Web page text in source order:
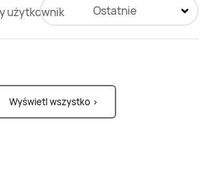
użytkownik Ostatnie
Wyświetl wszystko >